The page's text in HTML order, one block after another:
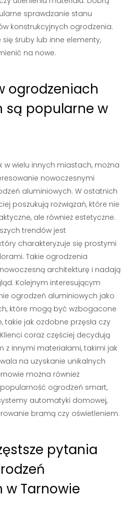
sprawdzanie stanu
konstrukcyjnych ogrodzenia.
się śruby lub inne elementy,
na nowe.
ogrodzeniach
są popularne w
w wielu innych miastach, można
nowoczesnymi
aluminiowych. W ostatnich
poszukują rozwiązań, które nie
ale również estetyczne.
trendów jest
charakteryzuje się prostymi
Takie ogrodzenia
architekturę i nadają
Kolejnym interesującym
ogrodzeń aluminiowych jako
które mogą być wzbogacone
takie jak ozdobne przęsła czy
coraz częściej decydują
z innymi materiałami, takimi jak
na uzyskanie unikalnych
można również
ogrodzeń smart,
automatyki domowej,
bramą czy oświetleniem.
pytania
Tarnowie